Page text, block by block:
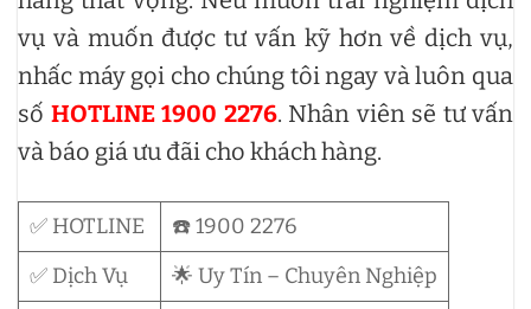
vụ và muốn được tư vấn kỹ hơn về dịch vụ,
nhấc máy gọi cho chúng tôi ngay và luôn qua
số HOTLINE 1900 2276. Nhân viên sẽ tư vấn
và báo giá ưu đãi cho khách hàng.
✅ HOTLINE
☎️ 1900 2276
✅ Dịch Vụ
🌟 Uy Tín – Chuyên Nghiệp